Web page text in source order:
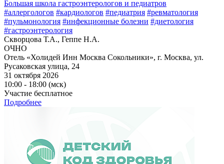
Большая школа гастроэнтерологов и педиатров
#аллергологов #кардиологов #педиатрия #ревматология
#пульмонология #инфекционные болезни #диетология
#гастроэнтерология
Скворцова Т.А., Геппе Н.А.
ОЧНО
Отель «Холидей Инн Москва Сокольники», г. Москва, ул.
Русаковская улица, 24
31 октября 2026
10:00 - 18:00 (мск)
Участие бесплатное
Подробнее